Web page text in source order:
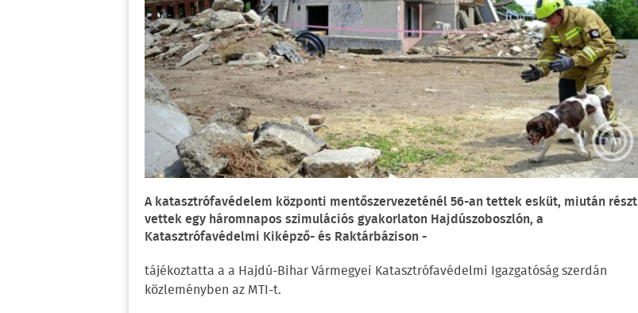
A katasztrófavédelem központi mentőszervezeténél 56-an tettek esküt, miután részt
vettek egy háromnapos szimulációs gyakorlaton Hajdúszoboszlón, a
Katasztrófavédelmi Kiképző- és Raktárbázison -
tájékoztatta a a Hajdú-Bihar Vármegyei Katasztrófavédelmi Igazgatóság szerdán
közleményben az MTI-t.